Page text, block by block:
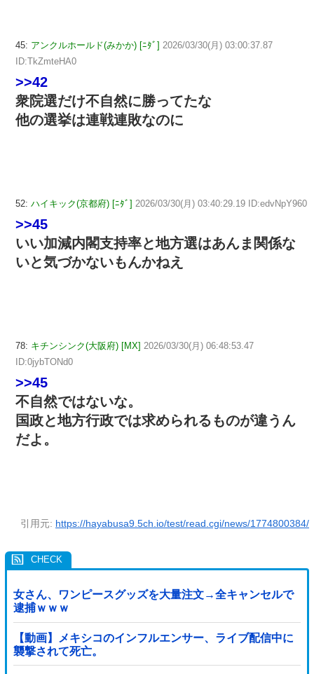
45: アンクルホールド(みかか) [ﾆﾀﾞ] 2026/03/30(月) 03:00:37.87
ID:TkZmteHA0
>>42
衆院選だけ不自然に勝ってたな
他の選挙は連戦連敗なのに
52: ハイキック(京都府) [ﾆﾀﾞ] 2026/03/30(月) 03:40:29.19 ID:edvNpY960
>>45
いい加減内閣支持率と地方選はあんま関係な
いと気づかないもんかねえ
78: キチンシンク(大阪府) [MX] 2026/03/30(月) 06:48:53.47
ID:0jybTONd0
>>45
不自然ではないな。
国政と地方行政では求められるものが違うん
だよ。
引用元: https://hayabusa9.5ch.io/test/read.cgi/news/1774800384/
女さん、ワンピースグッズを大量注文→全キャンセルで
逮捕ｗｗｗ
【動画】メキシコのインフルエンサー、ライブ配信中に
襲撃されて死亡。